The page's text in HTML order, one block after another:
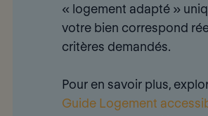
« logement adapté»
votre bien correspond
critères demandés.
Pour en savoir plus,
Guide Logement